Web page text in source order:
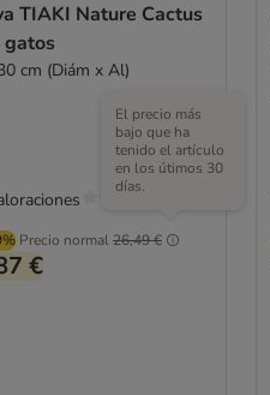
TIAKI Nature Cactus
gatos
cm (Diám x Al)
Precio normal26,49 €
El precio más
bajo que ha
tenido el artículo
en los útimos 30
días.
€